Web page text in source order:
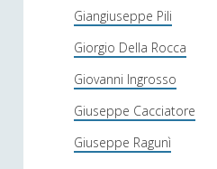
Giangiuseppe Pili
Giorgio Della Rocca
Giovanni Ingrosso
Giuseppe Cacciatore
Giuseppe Ragunì